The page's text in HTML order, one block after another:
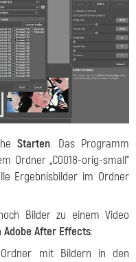
Starten. Das Programm
Ordner „C0018-orig-small“
Ergebnisbilder im Ordner
Bilder zu einem Video
Adobe After Effects:
mit Bildern in den